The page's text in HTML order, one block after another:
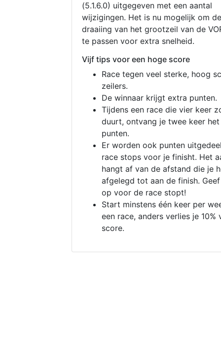
(5.1.6.0) uitgegeven met een aantal
wijzigingen. Het is nu mogelijk om de
draaiing van het grootzeil van de
te passen voor extra snelheid.
Vijf tips voor een hoge score
Race tegen veel sterke, hoog
zeilers.
De winnaar krijgt extra punten.
Tijdens een race die vier keer
duurt, ontvang je twee keer
punten.
Er worden ook punten
race stops voor je finisht. Het
hangt af van de afstand die je
afgelegd tot aan de finish.
op voor de race stopt!
Start minstens één keer per
een race, anders verlies je 10%
score.